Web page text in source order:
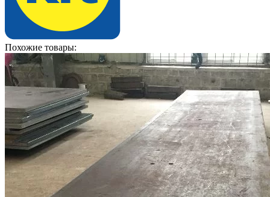
Похожие товары: